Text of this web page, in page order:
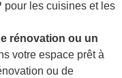
pour les cuisines et les
rénovation ou un
votre espace prêt à
ou de